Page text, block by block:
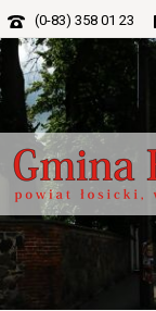
(0-83) 358 01 23